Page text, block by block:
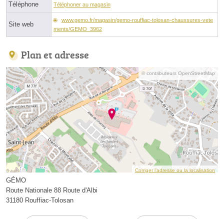
Téléphone Téléphoner au magasin
Site web
www.gemo.fr/magasin/gemo-rouffiac-tolosan-chaussures-vete
ments/GEMO_3962
Plan et adresse
© contributeurs OpenStreetMap
Corriger l’adresse ou la localisation
GÉMO
Route Nationale 88 Route d'Albi
31180 Rouffiac-Tolosan